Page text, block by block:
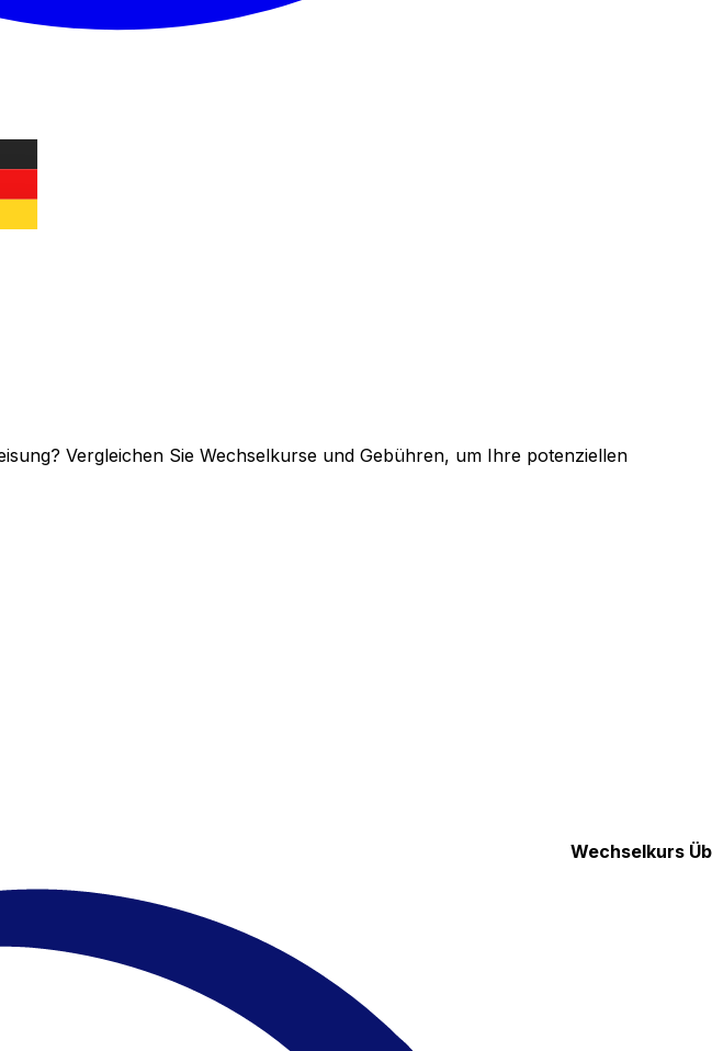
Vergleichen Sie Wechselkurse und Gebühren, um Ihre potenziellen
Wechselkurs